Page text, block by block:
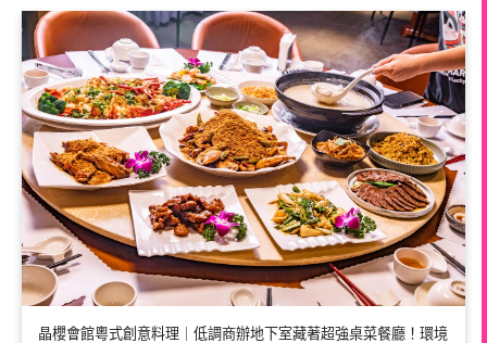
晶櫻會館粵式創意料理｜低調商辦地下室藏著超強桌菜餐廳！環境